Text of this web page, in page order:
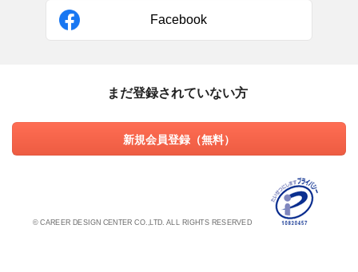
Facebook
まだ登録されていない方
新規会員登録（無料）
© CAREER DESIGN CENTER CO.,LTD. ALL RIGHTS RESERVED